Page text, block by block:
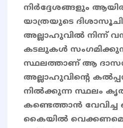
നിർദ്ദേശങ്ങളും
യാത്രയുടെ
അല്ലാഹുവിൽ നിന്ന്
കടലുകള്‍
സ്ഥലത്താണ് ആ
അല്ലാഹുവിന്റെ
നിൽക്കുന്ന സ്ഥലം
കണ്ടെത്താൻ വേവിച്ച
കൈയില്‍